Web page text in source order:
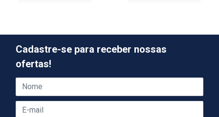
Cadastre-se para receber nossas
ofertas!